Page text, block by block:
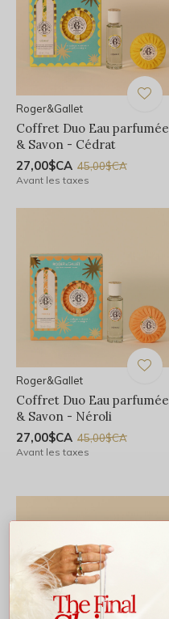
Roger&Gallet
Coffret Duo Eau parfumée
& Savon - Cédrat
27,00$CA 45,00$CA
Avant les taxes
Roger&Gallet
Coffret Duo Eau parfumée
& Savon - Néroli
27,00$CA 45,00$CA
Avant les taxes